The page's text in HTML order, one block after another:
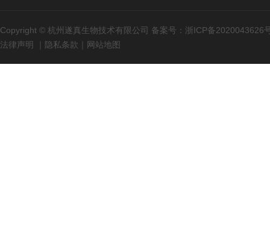
Copyright © 杭州遂真生物技术有限公司 备案号： 浙ICP备2020043626
法律声明
隐私条款 网站地图